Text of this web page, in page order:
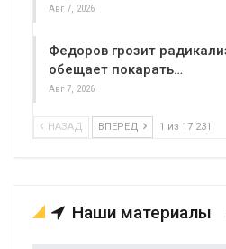
Авг 7, 2026
Федоров грозит
обещает покарать…
Авг 7, 2026
НАЗАД ВПЕРЕД 1 из 17 231
Наши материалы